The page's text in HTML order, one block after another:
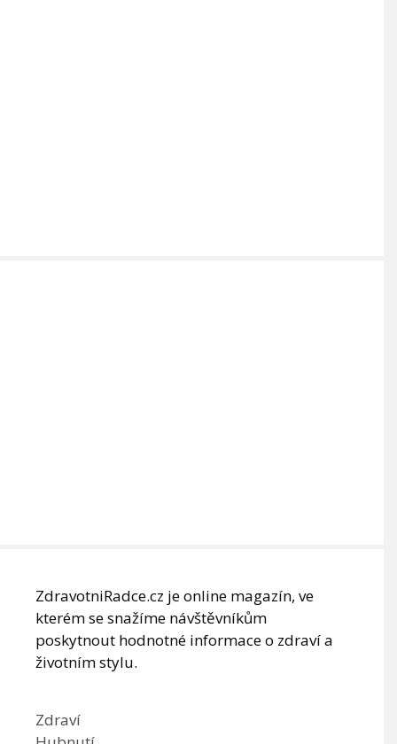
ZdravotniRadce.cz je online magazín, ve
kterém se snažíme návštěvníkům
poskytnout hodnotné informace o zdraví a
životním stylu.
Zdraví